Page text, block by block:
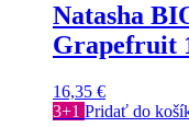
Natasha
Grapefruit
16,35 €
3+1 Pridať do